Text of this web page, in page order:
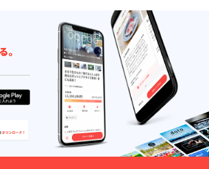
となり
ます ※
当日は
500円
UP
ます ※
当日は
500円
UP
）ロー
ソン各
店） 前
売
■SRS
10,000
円（パ
ンフ
レット
付） ■
カウン
ター
席
10,000